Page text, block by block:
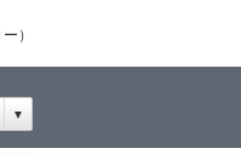
）
▼